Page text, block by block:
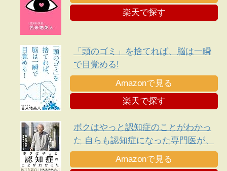
楽天で探す
「頭のゴミ」を捨てれば、脳は一瞬
で目覚める!
Amazonで見る
楽天で探す
ボクはやっと認知症のことがわかっ
た 自らも認知症になった専門医が、
日本人に伝えたい遺言
Amazonで見る